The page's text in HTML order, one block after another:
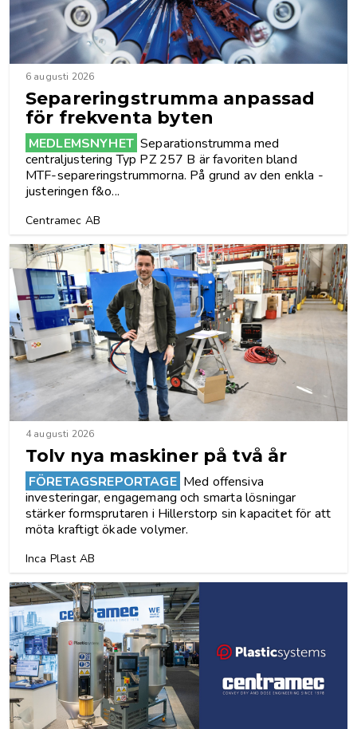
6 augusti 2026
Separeringstrumma anpassad
för frekventa byten
MEDLEMSNYHET Separationstrumma med
centraljustering Typ PZ 257 B är favoriten bland
MTF-separeringstrummorna. På grund av den enkla ­
justeringen f&o...
Centramec AB
4 augusti 2026
Tolv nya maskiner på två år
FÖRETAGSREPORTAGE Med offensiva
investeringar, engagemang och smarta ­lösningar
stärker ­formsprutaren i Hillerstorp sin kapacitet för att
möta kraftigt ökade volymer.
Inca Plast AB